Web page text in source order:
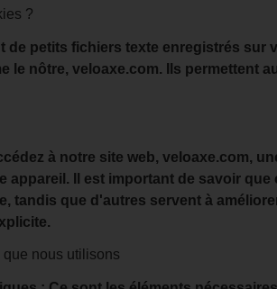
?
de petits fichiers texte enregistrés sur
le nôtre, veloaxe.com. Ils permettent
à notre site web, veloaxe.com,
appareil. Il est important de savoir
tandis que d'autres servent à
nous utilisons